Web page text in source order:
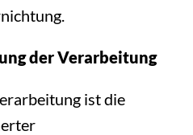
der Verarbeitung
ist die